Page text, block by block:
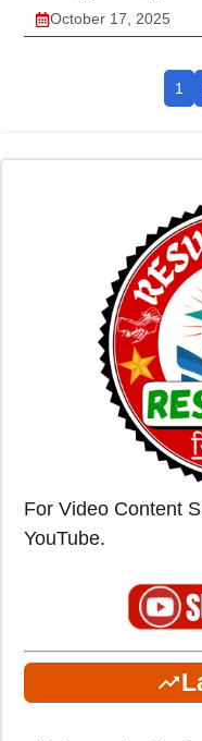
October 17, 2025
1
For Video Content
YouTube.